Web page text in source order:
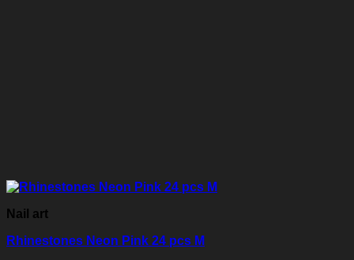
Nail art
Rhinestones Neon Pink 24 pcs M